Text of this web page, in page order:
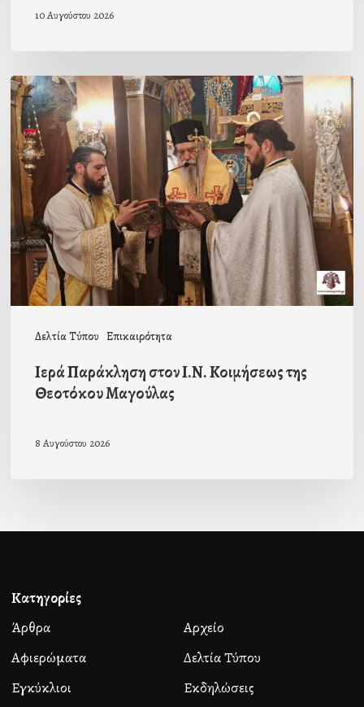
10 Αυγούστου 2026
Δελτία Τύπου Επικαιρότητα
Ιερά
Παράκληση
στον
Ι.Ν.
Κοιμήσεως
της
Θεοτόκου
Μαγούλας
Ιερά Παράκληση στον Ι.Ν. Κοιμήσεως της
Θεοτόκου Μαγούλας
8 Αυγούστου 2026
Κατηγορίες
Άρθρα
Αρχείο
Αφιερώματα
Δελτία Τύπου
Εγκύκλιοι
Εκδηλώσεις